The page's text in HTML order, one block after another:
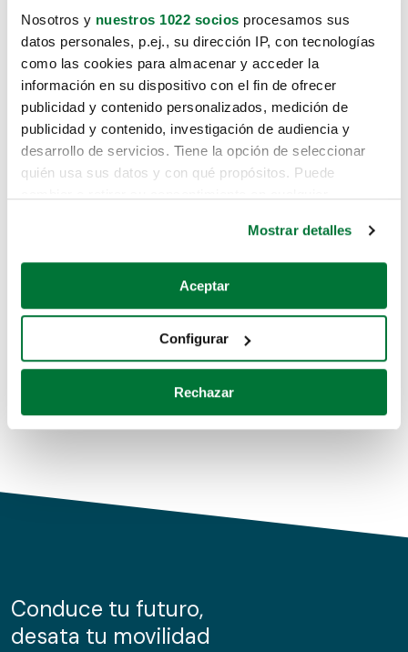
Nosotros y nuestros 1022 socios procesamos sus
datos personales, p.ej., su dirección IP, con tecnologías
como las cookies para almacenar y acceder la
información en su dispositivo con el fin de ofrecer
publicidad y contenido personalizados, medición de
publicidad y contenido, investigación de audiencia y
desarrollo de servicios. Tiene la opción de seleccionar
quién usa sus datos y con qué propósitos. Puede
Si lo permite, también quisiéramos:
Recopilar información sobre su ubicación geográfica
Identificar su dispositivo analizándolo activamente
para buscar características específicas (huellas
Obtenga más información sobre cómo se procesan sus
de cookies.
información sobre el uso que haga del sitio web con
nuestros partners de redes sociales, publicidad y análisis
Mostrar detalles
Aceptar
Configurar
Rechazar
Lo sentimos, no sabemos como
te hemos traido hasta aquí.
Pero puedes encontrar el coche que estás
buscando en alguno de estos enlaces:
Coches de segunda mano
Coches de km0
Conduce tu futuro,
desata tu movilidad